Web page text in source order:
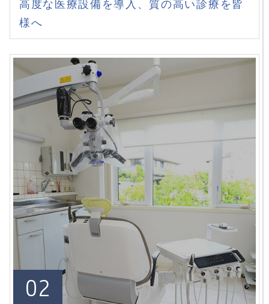
高度な医療設備を導入、質の高い診療を皆
様へ
02